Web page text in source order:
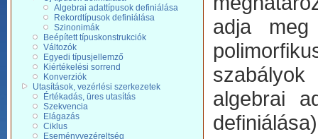
Algebrai adattípusok definiálása
Rekordtípusok definiálása
Szinonimák
Beépített típuskonstrukciók
Változók
Egyedi típusjellemző
Kiértékelési sorrend
Konverziók
Utasítások, vezérlési szerkezetek
Értékadás, üres utasítás
Szekvencia
Elágazás
Ciklus
Eseményvezéreltség
adja
algebrai
definiálása)